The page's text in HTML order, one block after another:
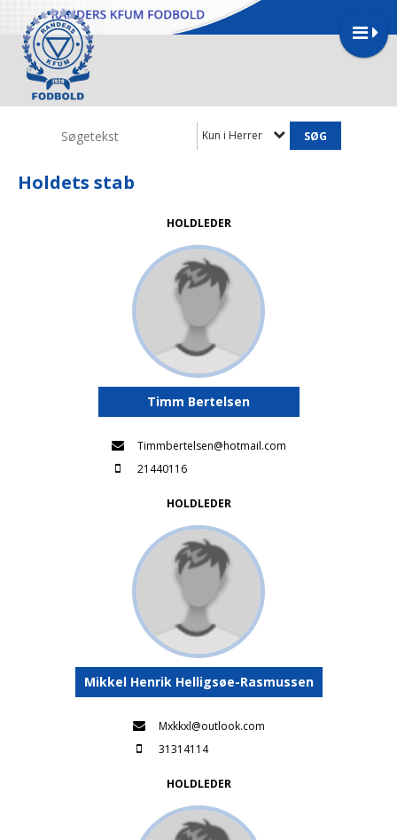
Kun i Herrer
Holdets stab
HOLDLEDER
Timm Bertelsen
Timmbertelsen@hotmail.com
21440116
HOLDLEDER
Mikkel Henrik Helligsøe-Rasmussen
Mxkkxl@outlook.com
31314114
HOLDLEDER